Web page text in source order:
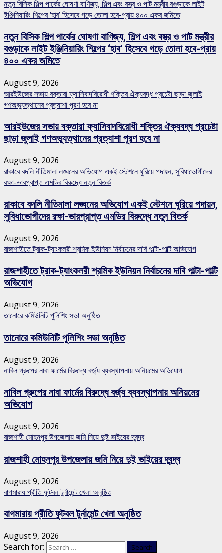
নতুন বিসিক শিল্প পার্কের ঘোষণা বাণিজ্য, শিল্প এবং বস্ত্র ও পাট মন্ত্রীর বগুড়াকে লাইট
ইঞ্জিনিয়ারিং শিল্পের ‘হাব’ হিসেবে গড়ে তোলা হবে-প্রায় ৪০০ একর জমিতে
নতুন বিসিক শিল্প পার্কের ঘোষণা বাণিজ্য, শিল্প এবং বস্ত্র ও পাট মন্ত্রীর
বগুড়াকে লাইট ইঞ্জিনিয়ারিং শিল্পের ‘হাব’ হিসেবে গড়ে তোলা হবে-প্রায়
৪০০ একর জমিতে
August 9, 2026
আরইউজের সভায় বক্তারা ফ্যাসিবাদবিরোধী শক্তির ঐক্যবদ্ধ প্রচেষ্টা ছাড়া জুলাই
গণঅভ্যুত্থানের প্রত্যাশা পূরণ হবে না
আরইউজের সভায় বক্তারা ফ্যাসিবাদবিরোধী শক্তির ঐক্যবদ্ধ প্রচেষ্টা
ছাড়া জুলাই গণঅভ্যুত্থানের প্রত্যাশা পূরণ হবে না
August 9, 2026
রাকাবে বদলি নীতিমালা লঙ্ঘনের অভিযোগ একই স্টেশনে ঘুরিয়ে পদায়ন, সুবিধাভোগীদের
রক্ষা-ভারপ্রাপ্ত এমডির বিরুদ্ধে নতুন বিতর্ক
রাকাবে বদলি নীতিমালা লঙ্ঘনের অভিযোগ একই স্টেশনে ঘুরিয়ে পদায়ন,
সুবিধাভোগীদের রক্ষা-ভারপ্রাপ্ত এমডির বিরুদ্ধে নতুন বিতর্ক
August 9, 2026
রাজশাহীতে ট্রাক-ট্যাংকলরী শ্রমিক ইউনিয়ন নির্বাচনের দাবি পাল্টা-পাল্টি অভিযোগ
রাজশাহীতে ট্রাক-ট্যাংকলরী শ্রমিক ইউনিয়ন নির্বাচনের দাবি পাল্টা-পাল্টি
অভিযোগ
August 9, 2026
তানোরে কমিউনিটি পুলিশিং সভা অনুষ্ঠিত
তানোরে কমিউনিটি পুলিশিং সভা অনুষ্ঠিত
August 9, 2026
নাবিল গ্রুপের নাবা ফার্মের বিরুদ্ধে বর্জ্য ব্যবস্থাপনায় অনিয়মের অভিযোগ
নাবিল গ্রুপের নাবা ফার্মের বিরুদ্ধে বর্জ্য ব্যবস্থাপনায় অনিয়মের
অভিযোগ
August 9, 2026
রাজশাহী মোহনপুর উপজেলায় জমি নিয়ে দুই ভাইয়ের দ্বন্দ্ব
রাজশাহী মোহনপুর উপজেলায় জমি নিয়ে দুই ভাইয়ের দ্বন্দ্ব
August 9, 2026
বাগমারায় প্রীতি ফুটবল টুর্নামেন্ট খেলা অনুষ্ঠিত
বাগমারায় প্রীতি ফুটবল টুর্নামেন্ট খেলা অনুষ্ঠিত
August 9, 2026
Search for: